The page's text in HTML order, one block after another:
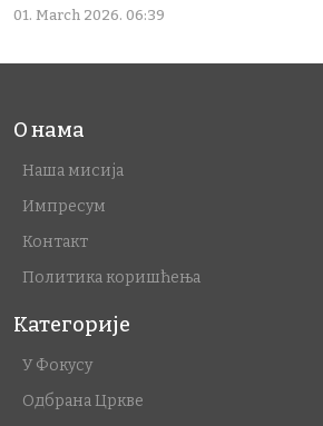
01. March 2026. 06:39
О нама
Наша мисија
Импресум
Контакт
Политика коришћења
Категорије
У Фокусу
Одбрана Цркве